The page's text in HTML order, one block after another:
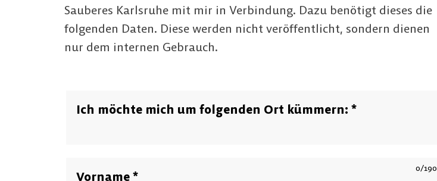
Sauberes Karlsruhe mit mir in Verbindung. Dazu benötigt dieses die
folgenden Daten. Diese werden nicht veröffentlicht, sondern dienen
nur dem internen Gebrauch.
Ich möchte mich um folgenden Ort kümmern: *
Vorname *
0/190